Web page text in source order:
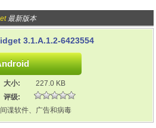
最新版本
3.1.A.1.2-6423554
大小:
227.0 KB
评级:
谍软件、广告和病毒